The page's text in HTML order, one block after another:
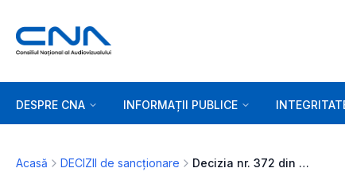
DESPRE CNA INFORMAȚII PUBLICE
Acasă DECIZII de sancționare Decizia nr. 372 din 04.07.2013